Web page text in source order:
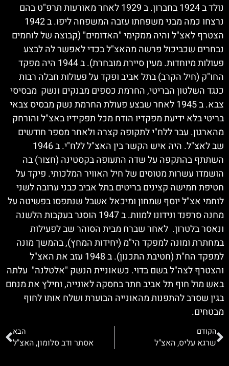
נולד ב 1924 בחברון. ב 1929 לאחר מאורעות תרפ"ט בהם
נרצחו כמה מבני משפחתו עזבה המשפחה ליפו. ב 1942
הצטרף לאצ"ל והיה ממקימי "האדומים" (קבוצה של לוחמים
נבחרים שכביכול פרשה מהאצ"ל בכדי לאפשר לה לבצע
פעולות מיוחדות. מעין סיירת מובחרת). ב 1944 היה מפקד
החו"ק (חיל הקרב) בתל אביב ופקד על פעולות חבלה רבות
כנגד השלטון הבריטי, החרמת כספים מבנקים ונשק מבסיסי
צבא. ב 1945 לאחר שבצע פעולת החרמת נשק מבסיס צבאי
בריטי בלא ידיעת מפקדיו הודח מכל תפקידיו באצ"ל והורחק
מהארגון. עבר ללח"י לתקופה קצרה ולאחר מספר חודשים
שב לאצ"ל. היה איש הקשר בין האצ"ל ללח"י. ב 1946
השתתף בהתקפה על שדה התעופה בקסטינה (חצור) בה
הושמדו עשרות מטוסים של חיל האוויר המלכותי. פיקד על
חטיפת חמישה קצינים בריטים בתל אביב כבני ערובה לשני
לוחמי אצ"ל יוסף שמחון ומיכאל אשבל שנתפסו בפשיטה על
מחנה סרפנד ונידונו למוות. ב 1947 הוסגר בעקבות הלשנה
ונאסר בלטרון. לאחר שברח מבית הסוהר שב לפעילות
במחתרת ומונה למפקד הי"מ (יחידות המחץ), בהמשך מונה
למפקד הח"ת (חטיבת התכנון). ב 1948 עזב את האצ"ל
והצטרף לצה"ל בשם בדוי. כשאוניית הנשק "אלטלנה" עלתה
באש מול חוף תל אביב חתר בחסקה לאונייה, וחילץ את מנחם
בגין שסרב להתפנות מהאונייה הבוערת ושלח אותו לחוף
מבטחים.
הקודם
שרגא עליס, האצ"ל
הבא
אסתר ודב סלומון, האצ"ל